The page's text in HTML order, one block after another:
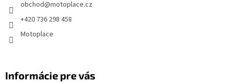
obchod@motoplace.cz
+420 736 298 458
Motoplace
Informácie pre vás